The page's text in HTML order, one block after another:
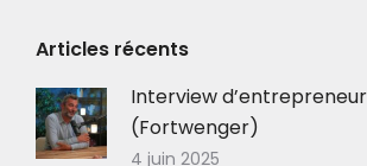
Articles récents
Interview
(Fortwenger)
4 juin 2025